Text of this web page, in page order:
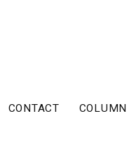
CONTACT COLUMN